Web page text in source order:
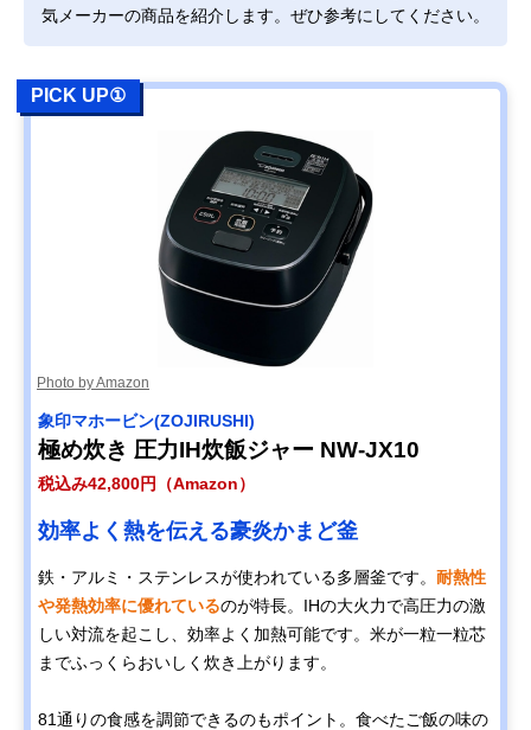
象印マホービン
豪熱沸とうIHでう
約幅25.5×奥行
NEOVE(ネオーブ)
単機能炊飯ジャー
RICE COOKER
RRS-AT30WT
保温機能のみのシ
ンプルな炊飯器
アイリスオーヤマ
(IRIS OHYAMA) 米
MD30
ムラなく炊き上げ
る3mmの極厚釜と
Amazonで見る
パナソニック
(Panasonic) 自動
AX1
お米と水の計量し
炊飯器 炊き立て
土鍋ご泡火炊き
込みご飯を家庭で
36.6×高さ
気メーカーの商品を紹介します。ぜひ参考にしてください。
PICK UP①
Photo by Amazon
象印マホービン(ZOJIRUSHI)
極め炊き 圧力IH炊飯ジャー NW-JX10
税込み42,800円（Amazon）
効率よく熱を伝える豪炎かまど釜
鉄・アルミ・ステンレスが使われている多層釜です。 耐熱性
や発熱効率に優れているのが特長。IHの大火力で高圧力の激
しい対流を起こし、効率よく加熱可能です。米が一粒一粒芯
までふっくらおいしく炊き上がります。
81通りの食感を調節できるのもポイント。食べたご飯の味の